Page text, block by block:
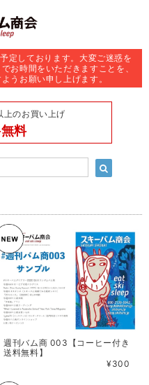
定しております。大変ご迷惑を
お時間をいただきますことを、
うお願い申し上げます。
のお買い上げ
料
週刊バム商 003【コーヒー付き
送料無料】
¥300